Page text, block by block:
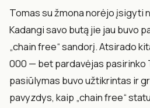
Tomas su žmona norėjo įsigyti
Kadangi savo butą jie jau buvo
„chain free“ sandorį. Atsirado
000 — bet pardavėjas pasirinko
pasiūlymas buvo užtikrintas ir
pavyzdys, kaip „chain free“